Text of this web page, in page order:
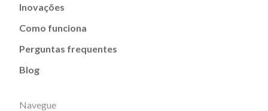
Inovações
Como funciona
Perguntas frequentes
Blog
Navegue